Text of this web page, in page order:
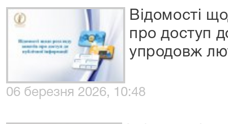
Відомості
про доступ
упродовж
06 березня 2026, 10:48